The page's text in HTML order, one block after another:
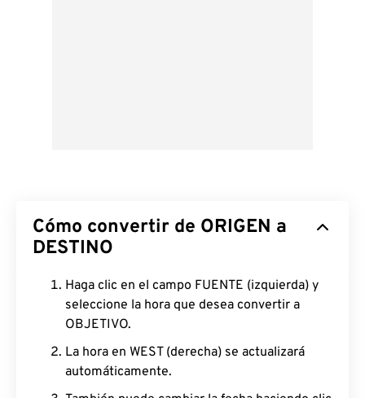
Cómo convertir de ORIGEN a
DESTINO
Haga clic en el campo FUENTE (izquierda) y
seleccione la hora que desea convertir a
OBJETIVO.
La hora en WEST (derecha) se actualizará
automáticamente.